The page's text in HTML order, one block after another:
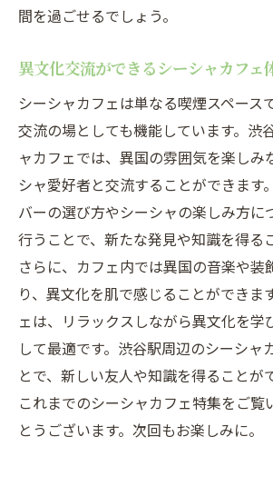
間を過ごせるでしょう。
異文化交流ができるシーシャカフェ
シーシャカフェは単なる喫煙スペース
交流の場としても機能しています。渋
ャカフェでは、異国の雰囲気を楽しみ
シャ愛好者と交流することができます
バーの選び方やシーシャの楽しみ方に
行うことで、新たな発見や知識を得る
さらに、カフェ内では異国の音楽や装
り、異文化を肌で感じることができま
ェは、リラックスしながら異文化を学
して最適です。渋谷駅周辺のシーシャ
とで、新しい友人や知識を得ることが
これまでのシーシャカフェ特集をご覧
とうございます。次回もお楽しみに。